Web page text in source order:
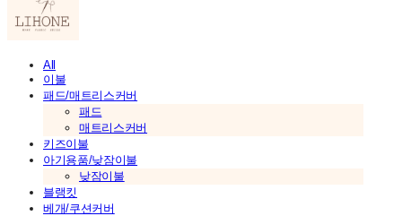
All
이불
패드/매트리스커버
패드
매트리스커버
키즈이불
아기용품/낮잠이불
낮잠이불
블랭킷
베개/쿠션커버